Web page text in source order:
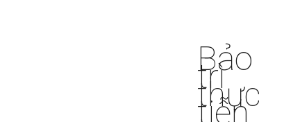
Bảo
trì
thực
tiễn